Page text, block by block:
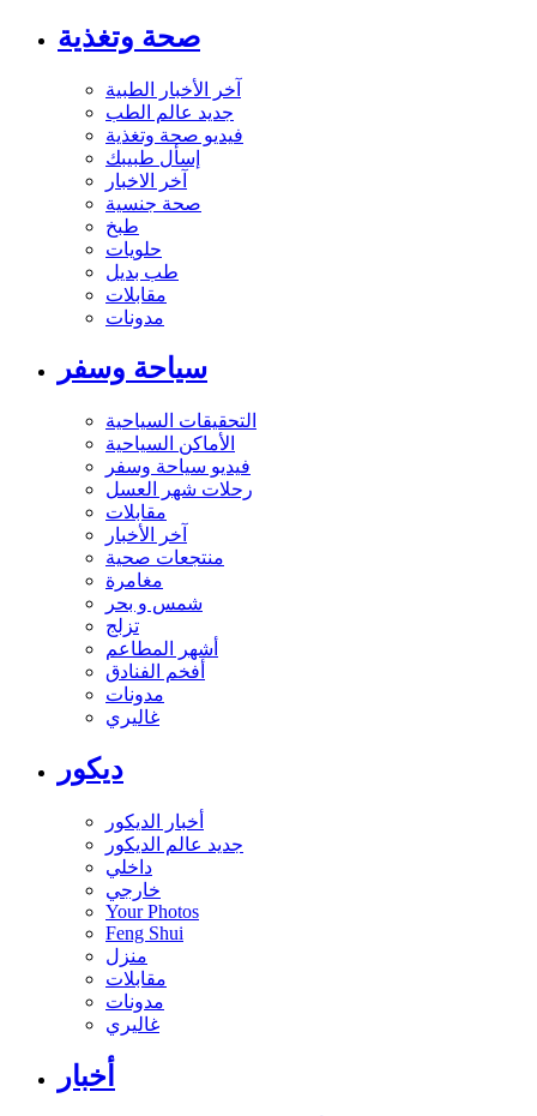
صحة وتغذية
آخر الأخبار الطبية
جديد عالم الطب
فيديو صحة وتغذية
إسأل طبيبك
آخر الاخبار
صحة جنسية
طبخ
حلويات
طب بديل
مقابلات
مدونات
سياحة وسفر
التحقيقات السياحية
الأماكن السياحية
فيديو سياحة وسفر
رحلات شهر العسل
مقابلات
آخر الأخبار
منتجعات صحية
مغامرة
شمس و بحر
تزلج
أشهر المطاعم
أفخم الفنادق
مدونات
غاليري
ديكور
أخبار الديكور
جديد عالم الديكور
داخلي
خارجي
Your Photos
Feng Shui
منزل
مقابلات
مدونات
غاليري
أخبار